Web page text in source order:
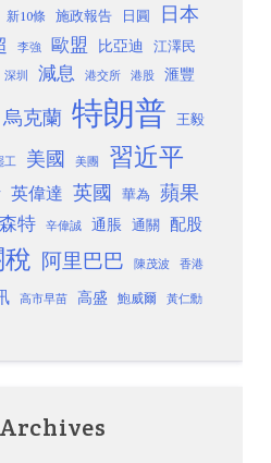
新10條 施政報告 日圓 日本
李強 歐盟 比亞迪 江澤民
深圳 減息 港交所 港股 滙豐
烏克蘭 特朗普 王毅
工 美國 美團 習近平
英偉達 英國 華為 蘋果
特 辛偉誠 通脹 通關 配股
阿里巴巴 陳茂波 香港
高市早苗 高盛 鮑威爾 黃仁勳
Archives